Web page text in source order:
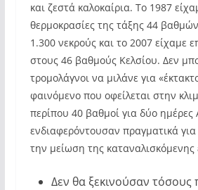
και ζεστά καλοκαίρια. Το 1987
θερμοκρασίες της τάξης 44
1.300 νεκρούς και το 2007 είχαμε
στους 46 βαθμούς Κελσίου. Δεν
τρομολάγνοι να μιλάνε για
φαινόμενο που οφείλεται στην
περίπου 40 βαθμοί για δύο ημέρες
ενδιαφερόντουσαν πραγματικά για
την μείωση της καταναλισκόμενης
Δεν θα ξεκινούσαν τόσους